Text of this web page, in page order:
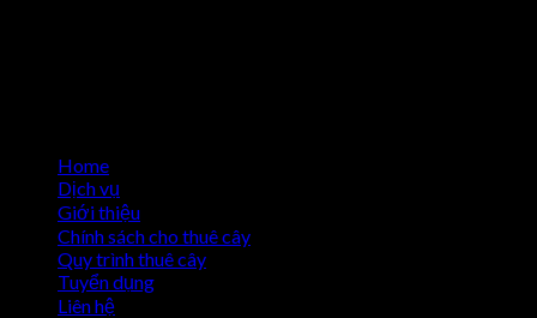
Home
Dịch vụ
Giới thiệu
Chính sách cho thuê cây
Quy trình thuê cây
Tuyển dụng
Liên hệ